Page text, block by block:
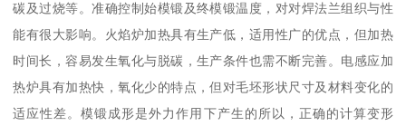
碳及过烧等。准确控制始模锻及终模锻温度，对对焊法兰组织与性
能有很大影响。火焰炉加热具有生产低，适用性广的优点，但加热
时间长，容易发生氧化与脱碳，生产条件也需不断完善。电感应加
热炉具有加热快，氧化少的特点，但对毛坯形状尺寸及材料变化的
适应性差。模锻成形是外力作用下产生的所以，正确的计算变形